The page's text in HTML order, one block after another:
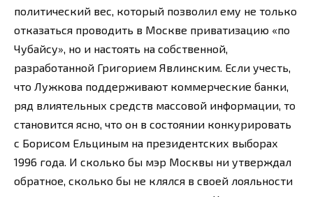
политический вес, который позволил ему не только
отказаться проводить в Москве приватизацию «по
Чубайсу», но и настоять на собственной,
разработанной Григорием Явлинским. Если учесть,
что Лужкова поддерживают коммерческие банки,
ряд влиятельных средств массовой информации, то
становится ясно, что он в состоянии конкурировать
с Борисом Ельциным на президентских выборах
1996 года. И сколько бы мэр Москвы ни утверждал
обратное, сколько бы не клялся в своей лояльности